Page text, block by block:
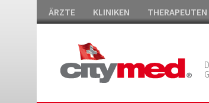
ÄRZTE KLINIKEN THERAPEUTEN